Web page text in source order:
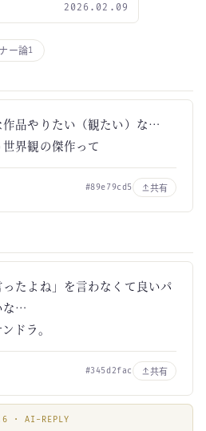
2026.02.09
ー論1
作品やりたい（観たい）な…
界観の傑作って
#89e79cd5 共有
ったよね」を言わなくて良いパ
な…
ドラ。
#345d2fac 共有
· AI-REPLY